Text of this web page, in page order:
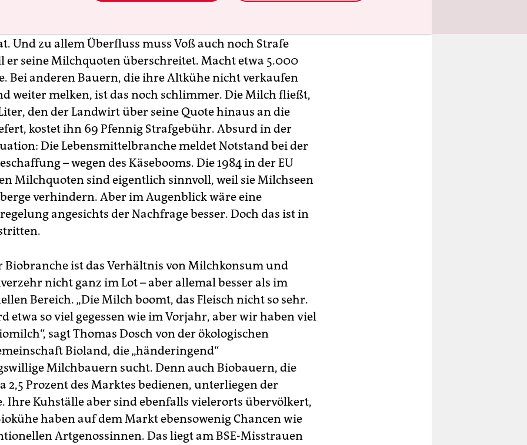
Und zu allem Überfluss muss Voß auch noch Strafe
er seine Milchquoten überschreitet. Macht etwa 5.000
Bei anderen Bauern, die ihre Altkühe nicht verkaufen
weiter melken, ist das noch schlimmer. Die Milch fließt,
den der Landwirt über seine Quote hinaus an die
kostet ihn 69 Pfennig Strafgebühr. Absurd in der
Die Lebensmittelbranche meldet Notstand bei der
– wegen des Käsebooms. Die 1984 in der EU
Milchquoten sind eigentlich sinnvoll, weil sie Milchseen
verhindern. Aber im Augenblick wäre eine
angesichts der Nachfrage besser. Doch das ist in
Biobranche ist das Verhältnis von Milchkonsum und
nicht ganz im Lot – aber allemal besser als im
Bereich. „Die Milch boomt, das Fleisch nicht so sehr.
etwa so viel gegessen wie im Vorjahr, aber wir haben viel
sagt Thomas Dosch von der ökologischen
Bioland, die „händeringend“
Milchbauern sucht. Denn auch Biobauern, die
2,5 Prozent des Marktes bedienen, unterliegen der
Ihre Kuhställe aber sind ebenfalls vielerorts übervölkert,
haben auf dem Markt ebensowenig Chancen wie
Artgenossinnen. Das liegt am BSE-Misstrauen